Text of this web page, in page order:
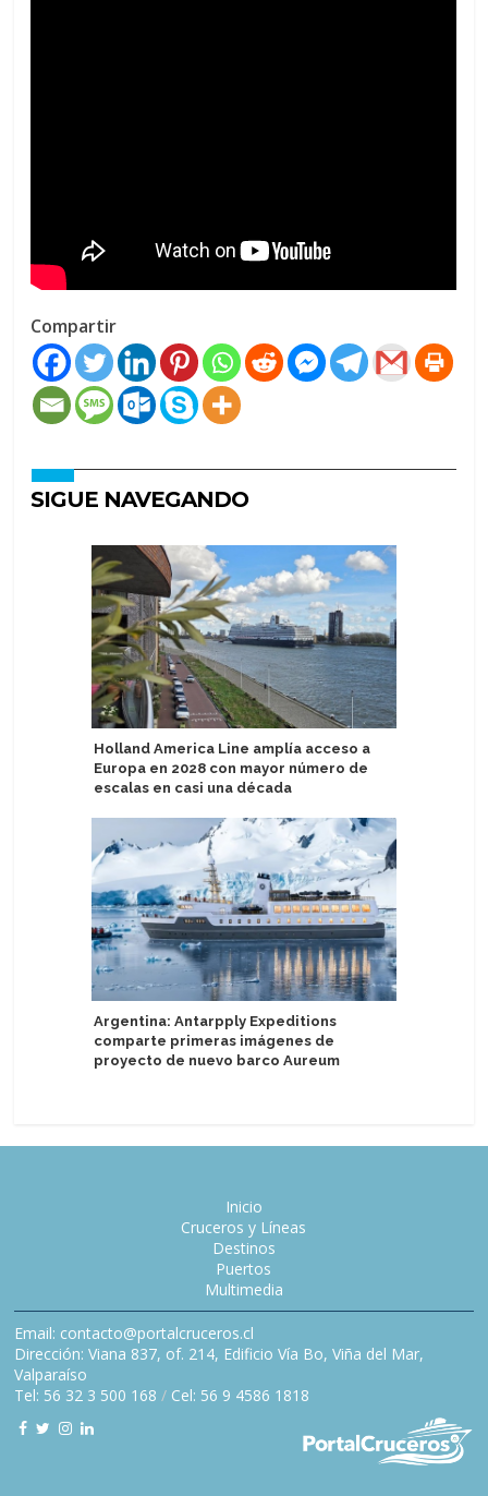
Compartir
SIGUE NAVEGANDO
Holland America Line amplía acceso a
Europa en 2028 con mayor número de
escalas en casi una década
Argentina: Antarpply Expeditions
comparte primeras imágenes de
proyecto de nuevo barco Aureum
Inicio
Cruceros y Líneas
Destinos
Puertos
Multimedia
Email: contacto@portalcruceros.cl
Dirección: Viana 837, of. 214, Edificio Vía Bo, Viña del Mar,
Valparaíso
Tel: 56 32 3 500 168 / Cel: 56 9 4586 1818